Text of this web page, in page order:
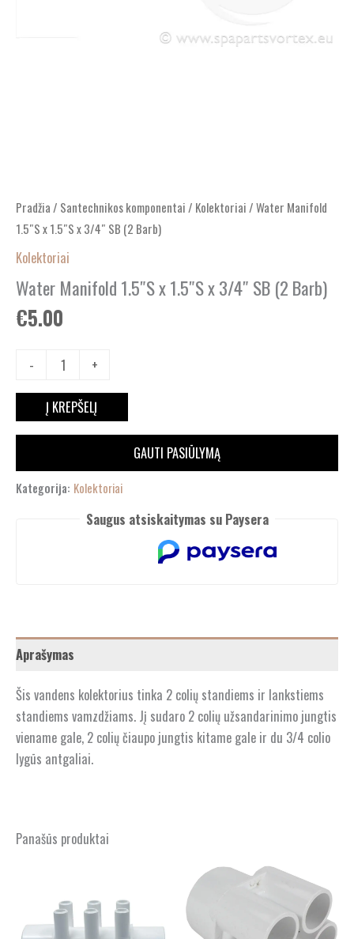
Pradžia / Santechnikos komponentai / Kolektoriai / Water Manifold
1.5″S x 1.5″S x 3/4″ SB (2 Barb)
Kolektoriai
Water Manifold 1.5″S x 1.5″S x 3/4″ SB (2 Barb)
€5.00
- +
Į KREPŠELĮ
GAUTI PASIŪLYMĄ
Kategorija: Kolektoriai
Saugus atsiskaitymas su Paysera
Aprašymas
Šis vandens kolektorius tinka 2 colių standiems ir lankstiems
standiems vamzdžiams. Jį sudaro 2 colių užsandarinimo jungtis
viename gale, 2 colių čiaupo jungtis kitame gale ir du 3/4 colio
lygūs antgaliai.
Panašūs produktai